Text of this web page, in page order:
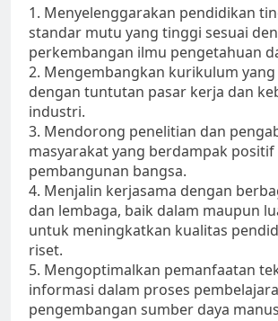
1. Menyelenggarakan pendidikan
standar mutu yang tinggi sesuai
perkembangan ilmu pengetahuan
2. Mengembangkan kurikulum yang
dengan tuntutan pasar kerja dan
industri.
3. Mendorong penelitian dan
masyarakat yang berdampak positif
pembangunan bangsa.
4. Menjalin kerjasama dengan
dan lembaga, baik dalam maupun
untuk meningkatkan kualitas
riset.
5. Mengoptimalkan pemanfaatan
informasi dalam proses
pengembangan sumber daya